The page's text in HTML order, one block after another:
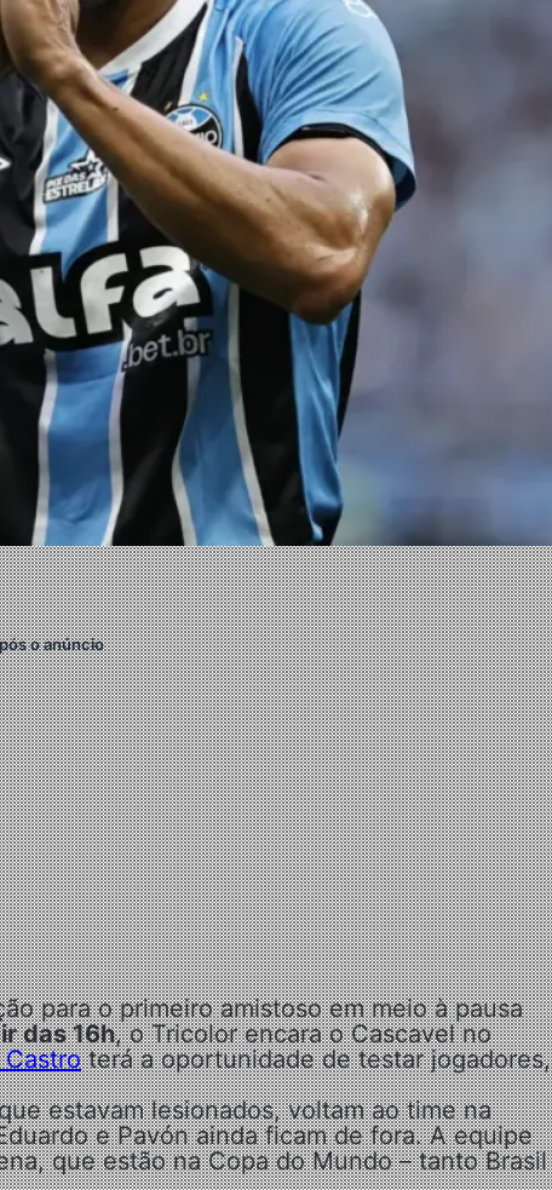
o anúncio
para o primeiro amistoso em meio à pausa
das 16h, o Tricolor encara o Cascavel no
Castroterá a oportunidade de testar jogadores,
estavam lesionados, voltam ao time na
e Pavón ainda ficam de fora. A equipe
que estão na Copa do Mundo – tanto Brasil